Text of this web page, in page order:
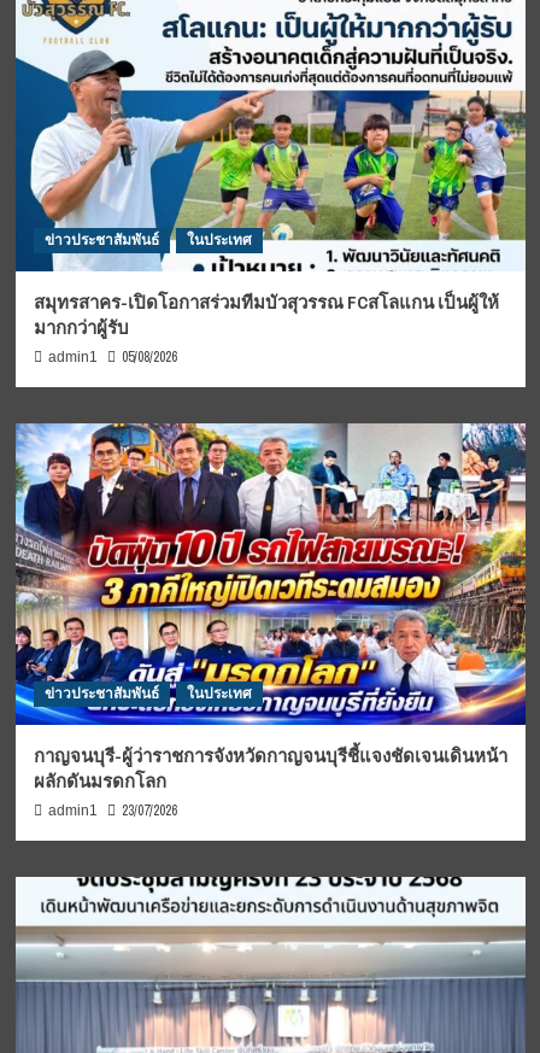
ข่าวประชาสัมพันธ์ ในประเทศ
สมุทรสาคร-เปิดโอกาสร่วมทีมบัวสุวรรณ FCสโลแกน เป็นผู้ให้
มากกว่าผู้รับ
admin1 05/08/2026
ข่าวประชาสัมพันธ์ ในประเทศ
กาญจนบุรี-ผู้ว่าราชการจังหวัดกาญจนบุรีชี้แจงชัดเจนเดินหน้า
ผลักดันมรดกโลก
admin1 23/07/2026